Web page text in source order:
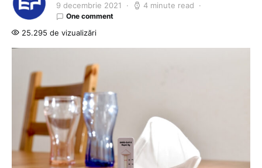
9 decembrie 2021 4 minute read
One comment
25.295 de vizualizări